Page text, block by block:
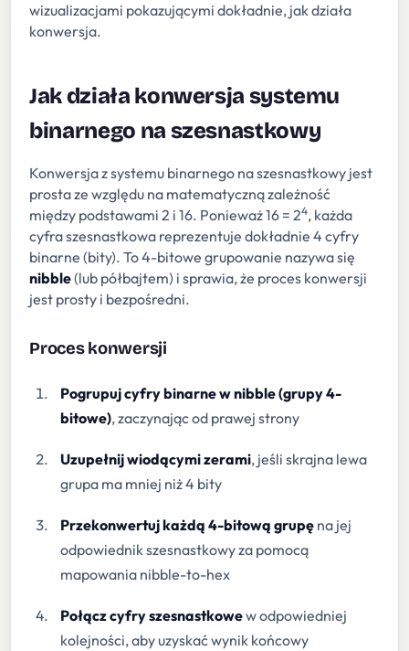
wizualizacjami pokazującymi dokładnie, jak działa
konwersja.
Jak działa konwersja systemu
binarnego na szesnastkowy
Konwersja z systemu binarnego na szesnastkowy jest
prosta ze względu na matematyczną zależność
między podstawami 2 i 16. Ponieważ 16 = 24, każda
cyfra szesnastkowa reprezentuje dokładnie 4 cyfry
binarne (bity). To 4-bitowe grupowanie nazywa się
nibble(lub półbajtem) i sprawia, że proces konwersji
jest prosty i bezpośredni.
Proces konwersji
Pogrupuj cyfry binarne w nibble (grupy 4-
bitowe), zaczynając od prawej strony
Uzupełnij wiodącymi zerami, jeśli skrajna lewa
grupa ma mniej niż 4 bity
Przekonwertuj każdą 4-bitową grupę na jej
odpowiednik szesnastkowy za pomocą
mapowania nibble-to-hex
Połącz cyfry szesnastkowew odpowiedniej
kolejności, aby uzyskać wynik końcowy